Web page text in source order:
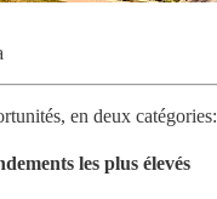
en deux catégories:
les plus élevés